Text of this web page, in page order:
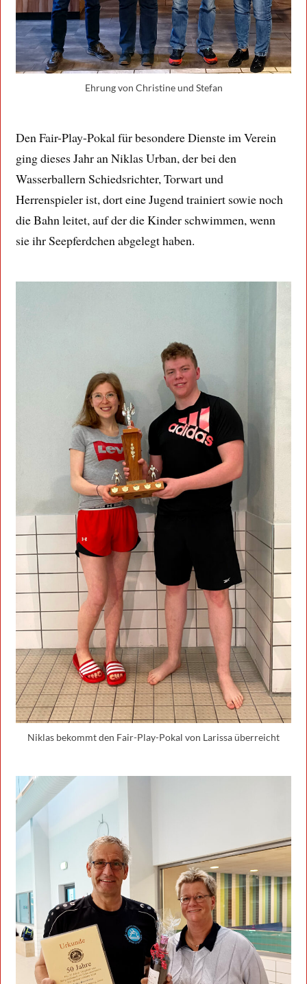
Ehrung von Christine und Stefan
Den Fair-Play-Pokal für besondere Dienste im Verein
ging dieses Jahr an Niklas Urban, der bei den
Wasserballern Schiedsrichter, Torwart und
Herrenspieler ist, dort eine Jugend trainiert sowie noch
die Bahn leitet, auf der die Kinder schwimmen, wenn
sie ihr Seepferdchen abgelegt haben.
Niklas bekommt den Fair-Play-Pokal von Larissa überreicht